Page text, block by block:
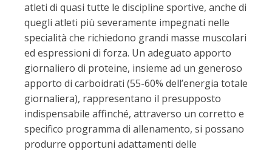
atleti di quasi tutte le discipline sportive, anche di
quegli atleti più severamente impegnati nelle
specialità che richiedono grandi masse muscolari
ed espressioni di forza. Un adeguato apporto
giornaliero di proteine, insieme ad un generoso
apporto di carboidrati (55-60% dell’energia totale
giornaliera), rappresentano il presupposto
indispensabile affinché, attraverso un corretto e
specifico programma di allenamento, si possano
produrre opportuni adattamenti delle